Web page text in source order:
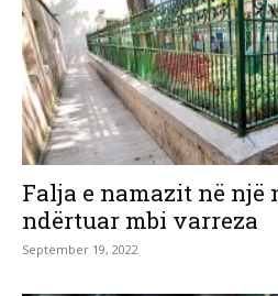
Falja e namazit në një
ndërtuar mbi varreza
September 19, 2022